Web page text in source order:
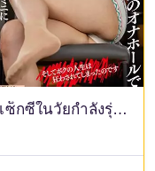
AARM-228 ซากิ มิอิซูมิ ภรรยาสุดเซ็กซี่ในวัยกำลังรุ่งโรจน์ อวดกางเกงชั้นในในกระโปรงสั้นรัดรูปและช่วยนวดต้นขาอย่างแสนสุข